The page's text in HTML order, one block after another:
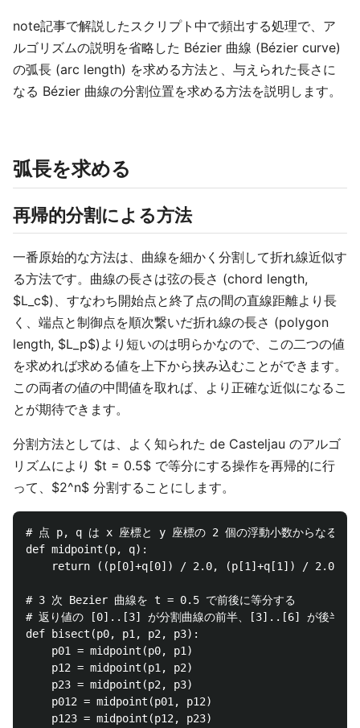
note記事で解説したスクリプト中で頻出する処理で、ア
ルゴリズムの説明を省略した Bézier 曲線 (Bézier curve)
の弧長 (arc length) を求める方法と、与えられた長さに
なる Bézier 曲線の分割位置を求める方法を説明します。
弧長を求める
再帰的分割による方法
一番原始的な方法は、曲線を細かく分割して折れ線近似す
る方法です。曲線の長さは弦の長さ (chord length,
$L_c$)、すなわち開始点と終了点の間の直線距離より長
く、端点と制御点を順次繋いだ折れ線の長さ (polygon
length, $L_p$)より短いのは明らかなので、この二つの値
を求めれば求める値を上下から挟み込むことができます。
この両者の値の中間値を取れば、より正確な近似になるこ
とが期待できます。
分割方法としては、よく知られた de Casteljau のアルゴ
リズムにより $t = 0.5$ で等分にする操作を再帰的に行
って、$2^n$ 分割することにします。
# 点 p, q は x 座標と y 座標の 2 個の浮動小数からなるタ
def midpoint(p, q):
    return ((p[0]+q[0]) / 2.0, (p[1]+q[1]) / 2.0)
# 3 次 Bezier 曲線を t = 0.5 で前後に等分する
# 返り値の [0]..[3] が分割曲線の前半、[3]..[6] が後半部
def bisect(p0, p1, p2, p3):
    p01 = midpoint(p0, p1)
    p12 = midpoint(p1, p2)
    p23 = midpoint(p2, p3)
    p012 = midpoint(p01, p12)
    p123 = midpoint(p12, p23)